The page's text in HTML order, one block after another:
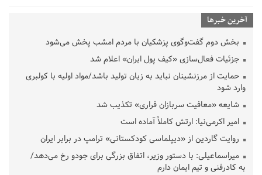
آخرین خبرها
بخش دوم گفت‌وگوی پزشکیان با مردم امشب پخش می‌شود
جزئیات فعال‌سازی «کیف پول ایران» اعلام شد
حمایت از مرزنشینان نباید به زیان تولید باشد/مواد اولیه با کولبری
وارد شود
شایعه «معافیت سربازان فراری» تکذیب شد
امیر اکرمی‌نیا: ارتش کاملاً آماده است
روایت گاردین از «دیپلماسی کودکستانی» ترامپ در برابر ایران
میراسماعیلی: با دستور وزیر، اتفاق بزرگی برای جودو رخ می‌دهد/
به کادرفنی و تیم ایمان دارم